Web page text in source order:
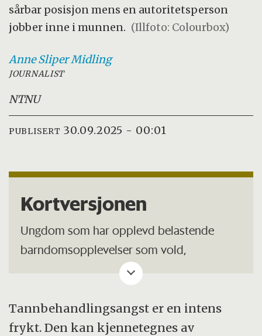
sårbar posisjon mens en autoritetsperson
jobber inne i munnen. (Illfoto: Colourbox)
Anne SliperMidling
JOURNALIST
NTNU
PUBLISERT 30.09.2025 - 00:01
Kortversjonen
Ungdom som har opplevd belastende
barndomsopplevelser som vold,
skilsmisse, overgrep eller mobbing har
vesentlig høyere sannsynlighet for å ha
tannbehandlingsangst sammenlignet med
ungdom som ikke har slike opplevelser.
Tannbehandlingsangst er en intens
frykt. Den kan kjennetegnes av